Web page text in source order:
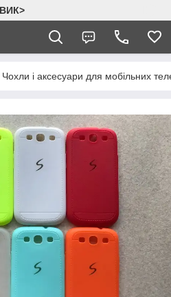
Чохли і аксесуари для мобільних